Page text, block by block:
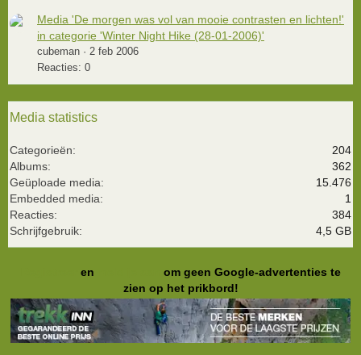
Media 'De morgen was vol van mooie contrasten en lichten!'
in categorie 'Winter Night Hike (28-01-2006)'
cubeman
2 feb 2006
Reacties: 0
Media statistics
Categorieën
204
Albums
362
Geüploade media
15.476
Embedded media
1
Reacties
384
Schrijfgebruik
4,5 GB
en
om geen Google-advertenties te
zien op het prikbord!